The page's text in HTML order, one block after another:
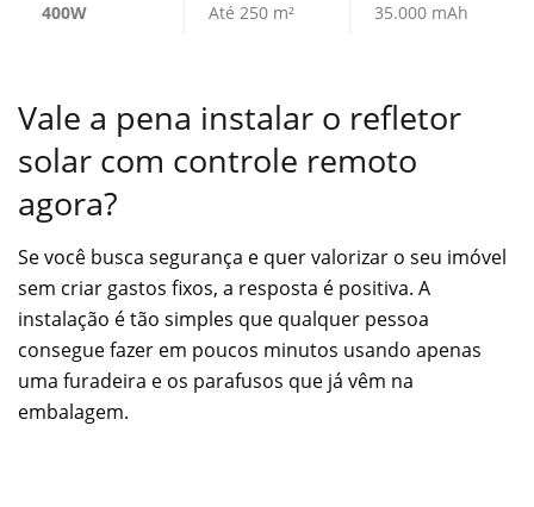
400W
Até 250 m² 35.000 mAh
Vale a pena instalar o refletor
solar com controle remoto
agora?
Se você busca segurança e quer valorizar o seu imóvel
sem criar gastos fixos, a resposta é positiva. A
instalação é tão simples que qualquer pessoa
consegue fazer em poucos minutos usando apenas
uma furadeira e os parafusos que já vêm na
embalagem.